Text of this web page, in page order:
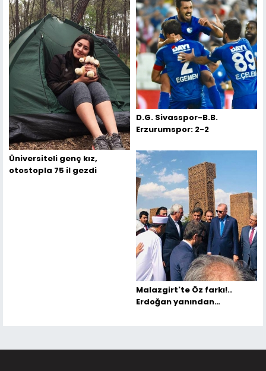
Üniversiteli genç kız,
otostopla 75 il gezdi
D.G. Sivasspor-B.B.
Erzurumspor: 2-2
Malazgirt'te Öz farkı!..
Erdoğan yanından